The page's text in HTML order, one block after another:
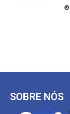
SOBRE NÓS